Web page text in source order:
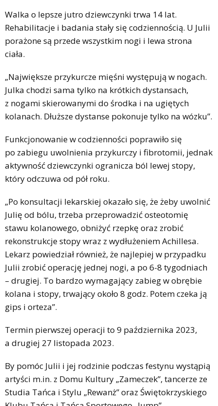
Walka o lepsze jutro dziewczynki trwa 14 lat.
Rehabilitacje i badania stały się codziennością. U Julii
porażone są przede wszystkim nogi i lewa strona
ciała.
„Największe przykurcze mięśni występują w nogach.
Julka chodzi sama tylko na krótkich dystansach,
z nogami skierowanymi do środka i na ugiętych
kolanach. Dłuższe dystanse pokonuje tylko na wózku”.
Funkcjonowanie w codzienności poprawiło się
po zabiegu uwolnienia przykurczy i fibrotomii, jednak
aktywność dziewczynki ogranicza ból lewej stopy,
który odczuwa od pół roku.
„Po konsultacji lekarskiej okazało się, że żeby uwolnić
Julię od bólu, trzeba przeprowadzić osteotomię
stawu kolanowego, obniżyć rzepkę oraz zrobić
rekonstrukcje stopy wraz z wydłużeniem Achillesa.
Lekarz powiedział również, że najlepiej w przypadku
Julii zrobić operację jednej nogi, a po 6-8 tygodniach
– drugiej. To bardzo wymagający zabieg w obrębie
kolana i stopy, trwający około 8 godz. Potem czeka ją
gips i orteza”.
Termin pierwszej operacji to 9 października 2023,
a drugiej 27 listopada 2023.
By pomóc Julii i jej rodzinie podczas festynu wystąpią
artyści m.in. z Domu Kultury „Zameczek”, tancerze ze
Studia Tańca i Stylu „Rewanż” oraz Świętokrzyskiego